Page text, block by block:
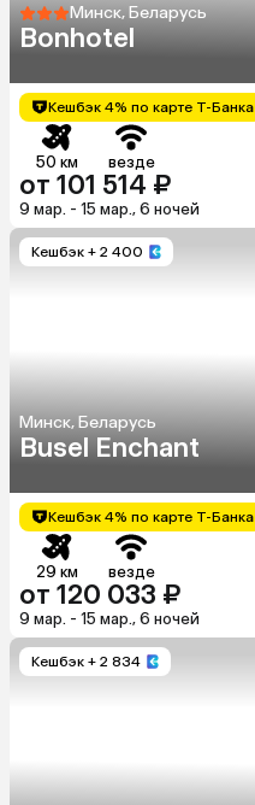
Минск, Беларусь
Bonhotel
Кешбэк 4% по карте Т-Банка
50 км везде
от 101 514 ₽
9 мар. - 15 мар., 6 ночей
Кешбэк + 2 400
Минск, Беларусь
Busel Enchant
Кешбэк 4% по карте Т-Банка
29 км везде
от 120 033 ₽
9 мар. - 15 мар., 6 ночей
Кешбэк + 2 834